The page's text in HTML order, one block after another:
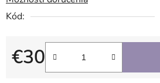
Kód:
€30
Jednotková cena: